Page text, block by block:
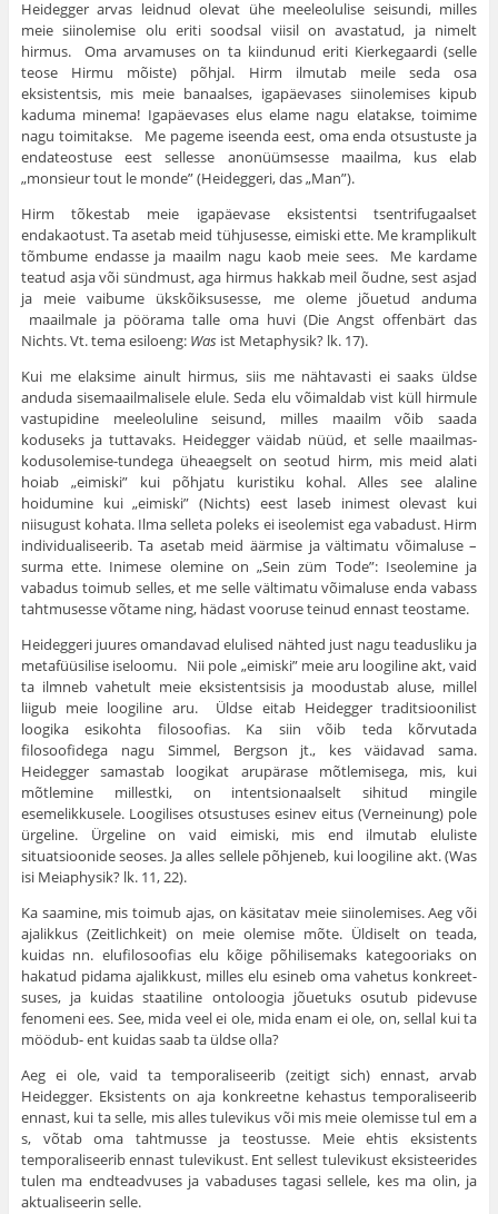
Heidegger arvas leidnud olevat ühe meeleolulise seisundi, milles
meie siinolemise olu eriti soodsal viisil on avastatud, ja nimelt
hirmus. Oma arvamuses on ta kiindunud eriti Kierkegaardi (selle
teose Hirmu mõiste) põhjal. Hirm ilmutab meile seda osa
eksistentsis, mis meie banaalses, igapäevases siinolemises kipub
kaduma minema! Igapäevases elus elame nagu elatakse, toimime
nagu toimitakse. Me pageme iseenda eest, oma enda otsustuste ja
endateos­tuse eest sellesse anonüümsesse maailma, kus elab
„monsieur tout le monde” (Heideggeri, das „Man”).
Hirm tõkestab meie igapäevase eksistentsi tsentrifugaalset
endakaotust. Ta asetab meid tühjusesse, eimiski ette. Me kramplikult
tõmbume endasse ja maailm nagu kaob meie sees. Me kardame
teatud asja või sündmust, aga hirmus hakkab meil õudne, sest asjad
ja meie vaibume ükskõiksusesse, me oleme jõuetud anduma
maailmale ja pöörama talle oma huvi (Die Angst offenbärt das
Nichts. Vt. tema esiloeng: Wasist Metaphysik? lk. 17).
Kui me elaksime ainult hirmus, siis me nähtavasti ei saaks üldse
anduda sisemaailmalisele elule. Seda elu võimaldab vist küll hirmule
vastupidine meeleoluline seisund, milles maailm võib saada
koduseks ja tuttavaks. Heidegger väidab nüüd, et selle maailmas-
kodusolemise-tundega üheaegselt on seotud hirm, mis meid alati
hoiab „eimiski” kui põhjatu kuristiku kohal. Alles see alaline
hoidumine kui „eimiski” (Nichts) eest laseb inimest olevast kui
niisugust kohata. Ilma selleta poleks ei iseolemist ega vabadust. Hirm
individualiseerib. Ta asetab meid äärmise ja vältimatu võimaluse –
surma ette. Inimese olemine on „Sein züm Tode”: Iseolemine ja
vabadus toimub selles, et me selle vältimatu võimaluse enda vabass
tahtmusesse võtame ning, hädast vooruse teinud ennast teostame.
Heideggeri juures omandavad elulised nähted just nagu teadus­liku ja
metafüüsilise iseloomu. Nii pole „eimiski” meie aru loogiline akt, vaid
ta ilmneb vahetult meie eksistentsisis ja moodustab aluse, millel
liigub meie loogiline aru. Üldse eitab Heidegger traditsioonilist
loogika esikohta filosoofias. Ka siin võib teda kõrvutada
filosoofidega nagu Simmel, Bergson jt., kes väidavad sama.
Heidegger samastab loogikat arupärase mõtlemisega, mis, kui
mõtlemine mil­lestki, on intentsionaalselt sihitud mingile
esemelikkusele. Loogilises otsustuses esinev eitus (Verneinung) pole
ürgeline. Ürgeline on vaid eimiski, mis end ilmutab eluliste
situatsioonide seoses. Ja alles sellele põhjeneb, kui loogiline akt. (Was
isi Meiaphysik? lk. 11, 22).
Ka saamine, mis toimub ajas, on käsitatav meie siinolemises. Aeg või
ajalikkus (Zeitlichkeit) on meie olemise mõte. Üldiselt on teada,
kuidas nn. elufilosoofias elu kõige põhilisemaks kategooriaks on
hakatud pidama ajalikkust, milles elu esineb oma vahetus konkreet­
suses, ja kuidas staatiline ontoloogia jõuetuks osutub pidevuse
fenomeni ees. See, mida veel ei ole, mida enam ei ole, on, sellal kui ta
möödub- ent kuidas saab ta üldse olla?
Aeg ei ole, vaid ta temporaliseerib (zeitigt sich) ennast, arvab
Heidegger. Eksistents on aja konkreetne kehastus temporaliseerib
ennast, kui ta selle, mis alles tulevikus või mis meie olemisse tul em a
s, võtab oma tahtmusse ja teostusse. Meie ehtis eksistents
temporaliseerib ennast tulevikust. Ent sellest tulevikust eksisteerides
tulen ma endteadvuses ja vabaduses tagasi sellele, kes ma olin, ja
aktualiseerin selle.